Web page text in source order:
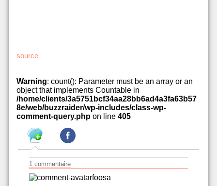
source
Warning: count(): Parameter must be an array or an
object that implements Countable in
/home/clients/3a5751bcf34aa28bb6ad4a3fa63b57
8e/web/buzzraider/wp-includes/class-wp-
comment-query.php on line 405
1 commentaire
foosa